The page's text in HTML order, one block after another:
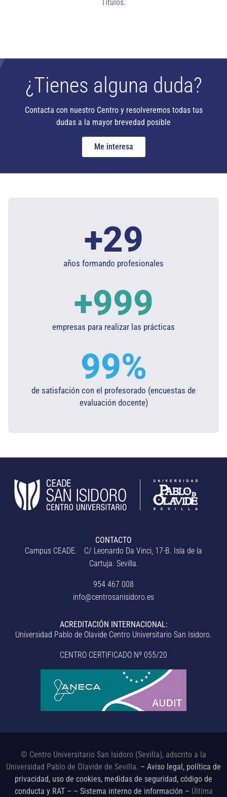
Títulos.
¿Tienes alguna duda?
Contacta con nuestro Centro y resolveremos todas tus
dudas a la mayor brevedad posible
Me interesa
años formando profesionales
+30
empresas para realizar las prácticas
+1.000
de satisfación con el profesorado (encuestas de
evaluación docente)​
100%
CONTACTO
Campus CEADE. C/ Leonardo Da Vinci, 17-B. Isla de la
Cartuja. Sevilla.
954 467 008
info@centrosanisidoro.es
ACREDITACIÓN INTERNACIONAL:
Universidad Pablo de Olavide Centro Universitario San Isidoro.
CENTRO CERTIFICADO Nº 055/20
© Centro Universitario San Isidoro (Sevilla), adscrito a la
Universidad Pablo de Olavide de Sevilla. – Aviso legal, política de
privacidad, uso de cookies, medidas de seguridad, código de
conducta y RAT – – Sistema interno de información – Última